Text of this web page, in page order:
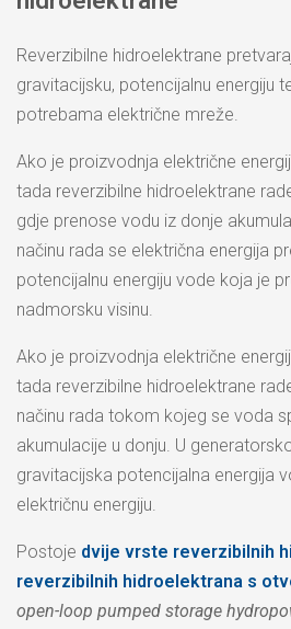
Reverzibilne hidroelektrane
gravitacijsku, potencijalnu energiju
potrebama električne mreže.
Ako je proizvodnja električne
tada reverzibilne hidroelektrane
gdje prenose vodu iz donje
načinu rada se električna energija
potencijalnu energiju vode koja je
nadmorsku visinu.
Ako je proizvodnja električne
tada reverzibilne hidroelektrane
načinu rada tokom kojeg se voda
akumulacije u donju. U
gravitacijska potencijalna energija
električnu energiju.
Postoje dvije vrste reverzibilnih
reverzibilnih hidroelektrana s
open-loop pumped storage